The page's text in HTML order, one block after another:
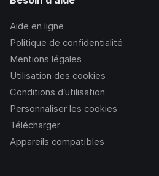
Aide en ligne
Politique de confidentialité
Mentions légales
Utilisation des cookies
Conditions d’utilisation
Personnaliser les cookies
Télécharger
Appareils compatibles